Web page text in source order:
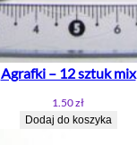
Agrafki – 12 sztuk mix
1.50zł
Dodaj do koszyka